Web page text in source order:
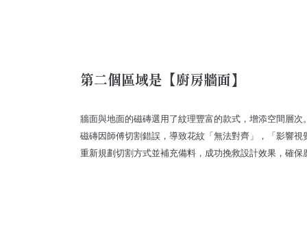
第二個區域是【廚房牆面】
牆面與地面的磁磚選用了紋理豐富的款式，增添空間層
磁磚因師傅切割錯誤，導致花紋「無法對齊」，「影響
重新規劃切割方式並補充備料，成功挽救設計效果，確保